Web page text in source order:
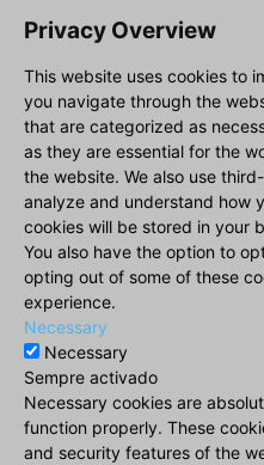
Privacy Overview
This website uses cookies to
you navigate through the
that are categorized as
as they are essential for the
the website. We also use
analyze and understand how
cookies will be stored in your
You also have the option to
opting out of some of these
experience.
Necessary
Necessary
Sempre activado
Necessary cookies are
function properly. These
and security features of the